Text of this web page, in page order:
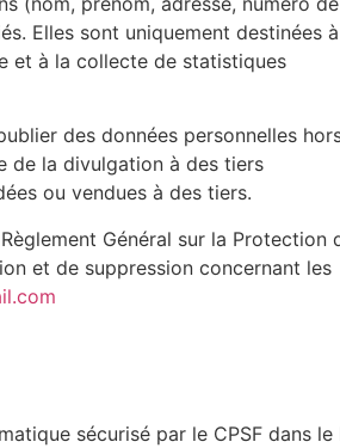
Elles sont uniquement destinées
et à la collecte de statistiques
des données personnelles
de la divulgation à des tiers
ou vendues à des tiers.
Général sur la Protection
et de suppression concernant les
sécurisé par le CPSF dans le